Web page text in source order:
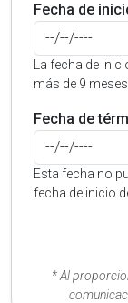
Fecha de
La fecha de
más de 9
Fecha de
Esta fecha no
fecha de inicio
* Al